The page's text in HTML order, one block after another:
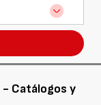
- Catálogos y